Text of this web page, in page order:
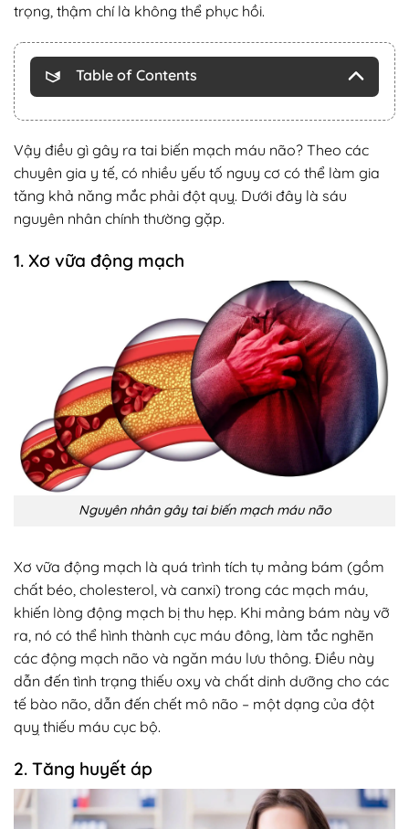
trọng, thậm chí là không thể phục hồi.
Table of Contents
Vậy điều gì gây ra tai biến mạch máu não? Theo các
chuyên gia y tế, có nhiều yếu tố nguy cơ có thể làm gia
tăng khả năng mắc phải đột quỵ. Dưới đây là sáu
nguyên nhân chính thường gặp.
1. Xơ vữa động mạch
Nguyên nhân gây tai biến mạch máu não
Xơ vữa động mạch là quá trình tích tụ mảng bám (gồm
chất béo, cholesterol, và canxi) trong các mạch máu,
khiến lòng động mạch bị thu hẹp. Khi mảng bám này vỡ
ra, nó có thể hình thành cục máu đông, làm tắc nghẽn
các động mạch não và ngăn máu lưu thông. Điều này
dẫn đến tình trạng thiếu oxy và chất dinh dưỡng cho các
tế bào não, dẫn đến chết mô não – một dạng của đột
quỵ thiếu máu cục bộ.
2. Tăng huyết áp